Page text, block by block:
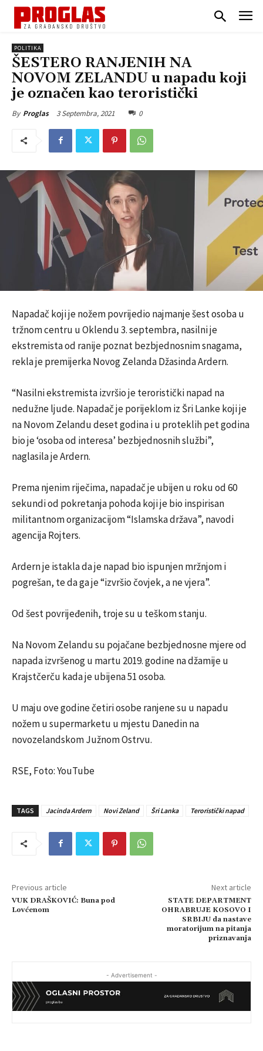
POLITIKA
ŠESTERO RANJENIH NA
NOVOM ZELANDU u napadu koji
je označen kao teroristički
By Proglas 3 Septembra, 2021 0
Napadač koji je nožem povrijedio najmanje šest osoba u
tržnom centru u Oklendu 3. septembra, nasilni je
ekstremista od ranije poznat bezbjednosnim snagama,
rekla je premijerka Novog Zelanda Džasinda Ardern.
“Nasilni ekstremista izvršio je teroristički napad na
nedužne ljude. Napadač je porijeklom iz Šri Lanke koji je
na Novom Zelandu deset godina i u proteklih pet godina
bio je ‘osoba od interesa’ bezbjednosnih službi”,
naglasila je Ardern.
Prema njenim riječima, napadač je ubijen u roku od 60
sekundi od pokretanja pohoda koji je bio inspirisan
militantnom organizacijom “Islamska država”, navodi
agencija Rojters.
Ardern je istakla da je napad bio ispunjen mržnjom i
pogrešan, te da ga je “izvršio čovjek, a ne vjera”.
Od šest povrijeđenih, troje su u teškom stanju.
Na Novom Zelandu su pojačane bezbjednosne mjere od
napada izvršenog u martu 2019. godine na džamije u
Krajstčerču kada je ubijena 51 osoba.
U maju ove godine četiri osobe ranjene su u napadu
nožem u supermarketu u mjestu Danedin na
novozelandskom Južnom Ostrvu.
RSE, Foto: YouTube
TAGS Jacinda Ardern Novi Zeland Šri Lanka Teroristički napad
Previous article
VUK DRAŠKOVIĆ: Buna pod
Lovćenom
Next article
STATE DEPARTMENT
OHRABRUJE KOSOVO I
SRBIJU da nastave
moratorijum na pitanja
priznavanja
- Advertisement -